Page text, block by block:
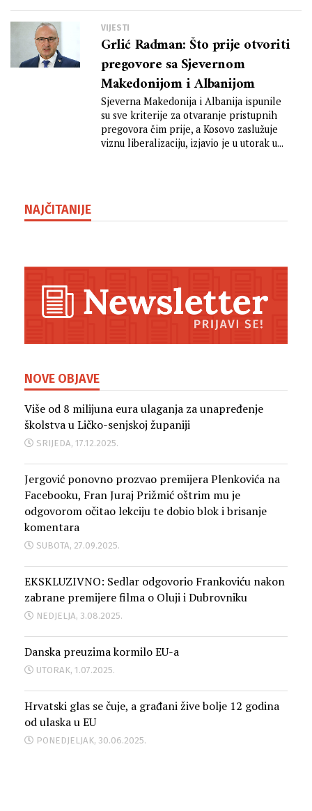
VIJESTI
Grlić Radman: Što prije otvoriti
pregovore sa Sjevernom
Makedonijom i Albanijom
Sjeverna Makedonija i Albanija ispunile
su sve kriterije za otvaranje pristupnih
pregovora čim prije, a Kosovo zaslužuje
viznu liberalizaciju, izjavio je u utorak u...
NAJČITANIJE
NOVE OBJAVE
Više od 8 milijuna eura ulaganja za unapređenje
školstva u Ličko-senjskoj županiji
SRIJEDA, 17.12.2025.
Jergović ponovno prozvao premijera Plenkovića na
Facebooku, Fran Juraj Prižmić oštrim mu je
odgovorom očitao lekciju te dobio blok i brisanje
komentara
SUBOTA, 27.09.2025.
EKSKLUZIVNO: Sedlar odgovorio Frankoviću nakon
zabrane premijere filma o Oluji i Dubrovniku
NEDJELJA, 3.08.2025.
Danska preuzima kormilo EU-a
UTORAK, 1.07.2025.
Hrvatski glas se čuje, a građani žive bolje 12 godina
od ulaska u EU
PONEDJELJAK, 30.06.2025.